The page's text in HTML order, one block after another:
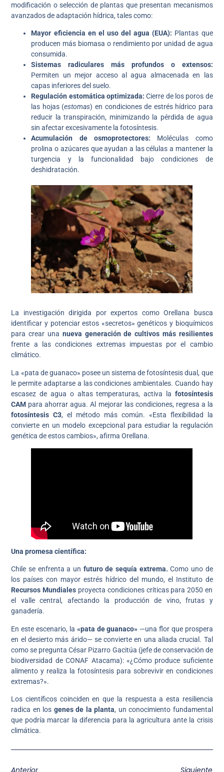
modificación o selección de plantas que presentan mecanismos
avanzados de adaptación hídrica, tales como:
Mayor eficiencia en el uso del agua (EUA): Plantas que
producen más biomasa o rendimiento por unidad de agua
consumida.
Sistemas radiculares más profundos o extensos:
Permiten un mejor acceso al agua almacenada en las
capas inferiores del suelo.
Regulación estomática optimizada: Cierre de los poros de
las hojas (estomas) en condiciones de estrés hídrico para
reducir la transpiración, minimizando la pérdida de agua
sin afectar excesivamente la fotosíntesis.
Acumulación de osmoprotectores: Moléculas como
prolina o azúcares que ayudan a las células a mantener la
turgencia y la funcionalidad bajo condiciones de
deshidratación.
La investigación dirigida por expertos como Orellana busca
identificar y potenciar estos «secretos» genéticos y bioquímicos
para crear una nueva generación de cultivos más resilientes
frente a las condiciones extremas impuestas por el cambio
climático.
La «pata de guanaco» posee un sistema de fotosíntesis dual, que
le permite adaptarse a las condiciones ambientales. Cuando hay
escasez de agua o altas temperaturas, activa la fotosíntesis
CAM para ahorrar agua. Al mejorar las condiciones, regresa a la
fotosíntesis C3, el método más común. «Esta flexibilidad la
convierte en un modelo excepcional para estudiar la regulación
genética de estos cambios», afirma Orellana.
Una promesa científica:
Chile se enfrenta a un futuro de sequía extrema.Como uno de
los países con mayor estrés hídrico del mundo, el Instituto de
Recursos Mundiales proyecta condiciones críticas para 2050 en
el valle central, afectando la producción de vino, frutas y
ganadería.
En este escenario, la «pata de guanaco» —una flor que prospera
en el desierto más árido— se convierte en una aliada crucial. Tal
como se pregunta César Pizarro Gacitúa (jefe de conservación de
biodiversidad de CONAF Atacama): «¿Cómo produce suficiente
alimento y realiza la fotosíntesis para sobrevivir en condiciones
extremas?».
Los científicos coinciden en que la respuesta a esta resiliencia
radica en los genes de la planta, un conocimiento fundamental
que podría marcar la diferencia para la agricultura ante la crisis
climática.
Anterior Siguiente